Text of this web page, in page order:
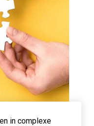
in complexe